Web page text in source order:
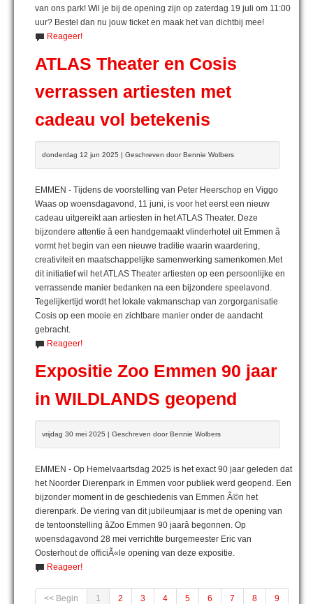
van ons park! Wil je bij de opening zijn op zaterdag 19 juli om 11:00
uur? Bestel dan nu jouw ticket en maak het van dichtbij mee!
Reageer!
ATLAS Theater en Cosis
verrassen artiesten met
cadeau vol betekenis
donderdag 12 jun 2025 | Geschreven door Bennie Wolbers
EMMEN - Tijdens de voorstelling van Peter Heerschop en Viggo
Waas op woensdagavond, 11 juni, is voor het eerst een nieuw
cadeau uitgereikt aan artiesten in het ATLAS Theater. Deze
bijzondere attentie â een handgemaakt vlinderhotel uit Emmen â
vormt het begin van een nieuwe traditie waarin waardering,
creativiteit en maatschappelijke samenwerking samenkomen.Met
dit initiatief wil het ATLAS Theater artiesten op een persoonlijke en
verrassende manier bedanken na een bijzondere speelavond.
Tegelijkertijd wordt het lokale vakmanschap van zorgorganisatie
Cosis op een mooie en zichtbare manier onder de aandacht
gebracht.
Reageer!
Expositie Zoo Emmen 90 jaar
in WILDLANDS geopend
vrijdag 30 mei 2025 | Geschreven door Bennie Wolbers
EMMEN - Op Hemelvaartsdag 2025 is het exact 90 jaar geleden dat
het Noorder Dierenpark in Emmen voor publiek werd geopend. Een
bijzonder moment in de geschiedenis van Emmen Ã©n het
dierenpark. De viering van dit jubileumjaar is met de opening van
de tentoonstelling âZoo Emmen 90 jaarâ begonnen. Op
woensdagavond 28 mei verrichtte burgemeester Eric van
Oosterhout de officiÃ«le opening van deze expositie.
Reageer!
<< Begin 1 2 3 4 5 6 7 8 9